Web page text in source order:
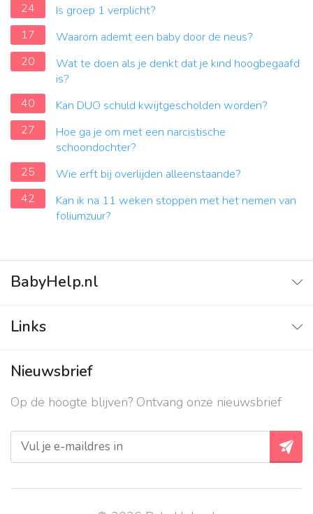
24
Is groep 1 verplicht?
17
Waarom ademt een baby door de neus?
20
Wat te doen als je denkt dat je kind hoogbegaafd
is?
40
Kan DUO schuld kwijtgescholden worden?
27
Hoe ga je om met een narcistische
schoondochter?
25
Wie erft bij overlijden alleenstaande?
42
Kan ik na 11 weken stoppen met het nemen van
foliumzuur?
BabyHelp.nl
Vraag & Antwoord
Links
Contact
Over ons
Privacy beleid
Nieuwsbrief
Op de hoogte blijven? Ontvang onze nieuwsbrief